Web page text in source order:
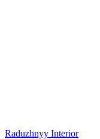
Raduzhnyy Interior